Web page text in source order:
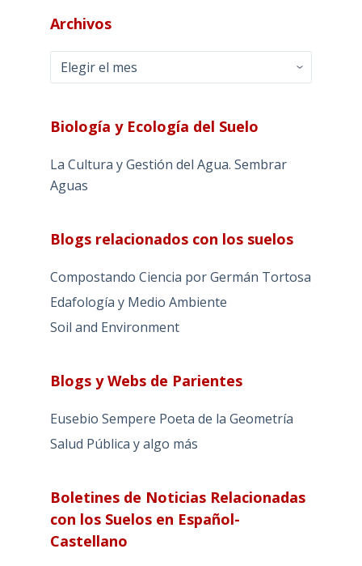
Archivos
Archivos
Biología y Ecología del Suelo
La Cultura y Gestión del Agua. Sembrar
Aguas
Blogs relacionados con los suelos
Compostando Ciencia por Germán Tortosa
Edafología y Medio Ambiente
Soil and Environment
Blogs y Webs de Parientes
Eusebio Sempere Poeta de la Geometría
Salud Pública y algo más
Boletines de Noticias Relacionadas
con los Suelos en Español-
Castellano